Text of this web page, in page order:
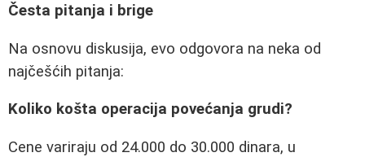
Česta pitanja i brige
Na osnovu diskusija, evo odgovora na neka od
najčešćih pitanja:
Koliko košta operacija povećanja grudi?
Cene variraju od 24.000 do 30.000 dinara, u